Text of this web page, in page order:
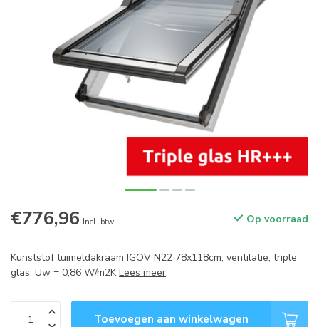
€776,96 Incl. btw Op voorraad
Kunststof tuimeldakraam IGOV N22 78x118cm, ventilatie, triple
glas, Uw = 0,86 W/m2KLees meer.
Toevoegen aan winkelwagen